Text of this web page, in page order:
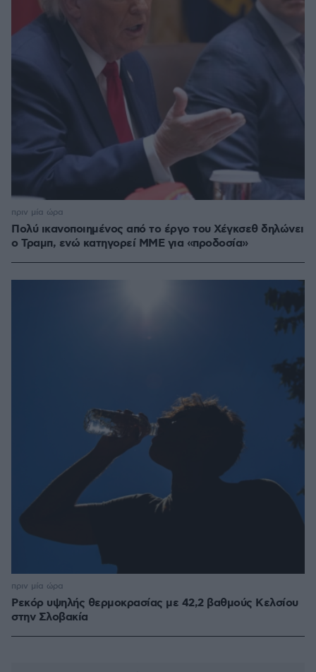
Πολύ ικανοποιημένος από το έργο του Χέγκσεθ δηλώνει
ο Τραμπ, ενώ κατηγορεί ΜΜΕ για «προδοσία»
πριν μία ώρα
Ρεκόρ υψηλής θερμοκρασίας με 42,2 βαθμούς Κελσίου
στην Σλοβακία
πριν μία ώρα